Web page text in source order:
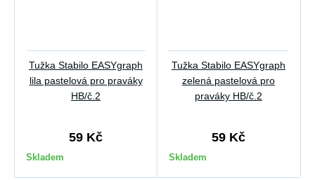
Tužka Stabilo EASYgraph
lila pastelová pro praváky
HB/č.2
59 Kč
Skladem
Tužka Stabilo EASYgraph
zelená pastelová pro
praváky HB/č.2
59 Kč
Skladem